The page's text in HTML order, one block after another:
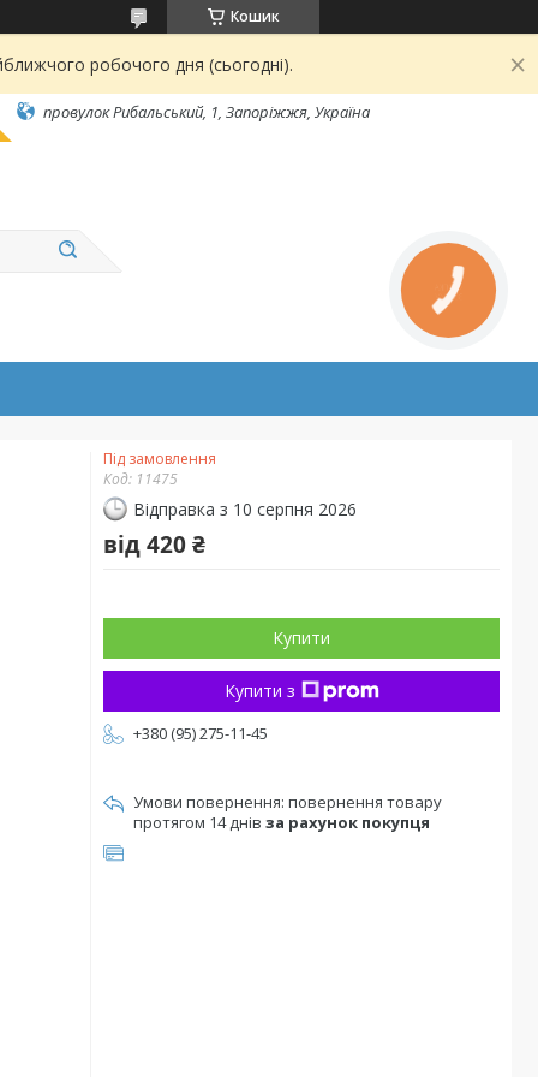
Кошик
робочого дня (сьогодні).
провулок Рибальський, 1, Запоріжжя, Україна
Під замовлення
Код: 11475
Відправка з 10 серпня 2026
від420 ₴
Купити
Купити з
+380 (95) 275-11-45
повернення товару
протягом 14 днів за рахунок покупця
КНОПКА
ЗВ'ЯЗКУ